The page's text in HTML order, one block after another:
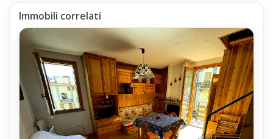
Immobili correlati